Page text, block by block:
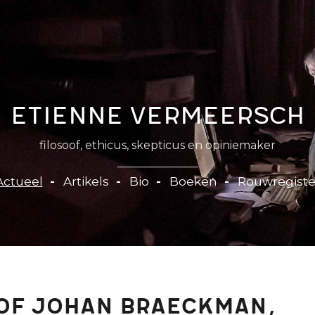
Etienne Vermeersch
filosoof, ethicus, skepticus en opiniemaker
Artikels Bio Boeken